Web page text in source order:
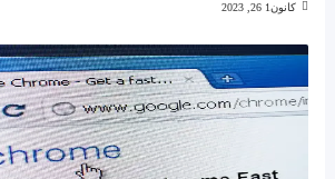
كانون1 26, 2023